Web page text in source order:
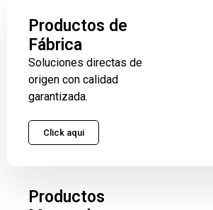
Productos de
Fábrica
Soluciones directas de
origen con calidad
garantizada.
Click aqui
Productos